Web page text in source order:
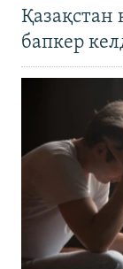
Қазақстан
бапкер